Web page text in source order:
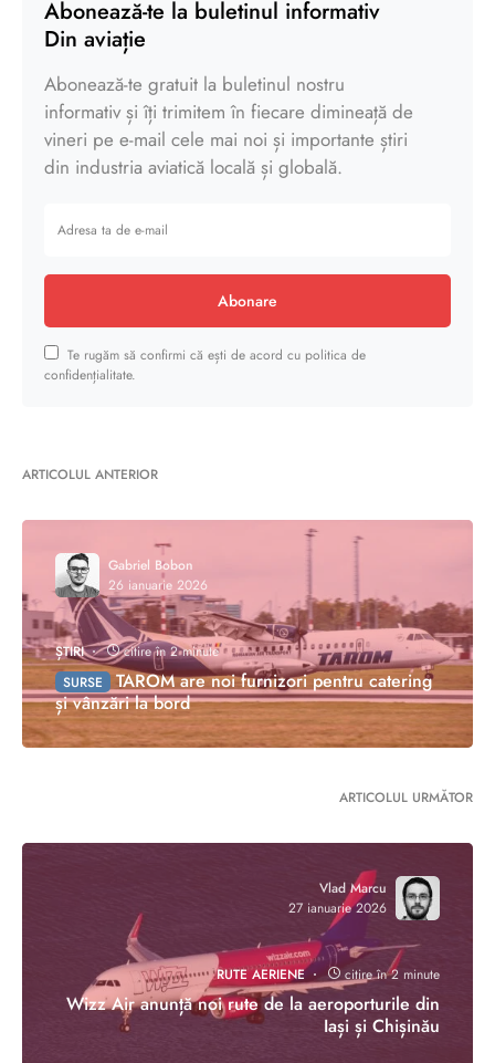
Abonează-te la buletinul informativ
Din aviație
Abonează-te gratuit la buletinul nostru
informativ și îți trimitem în fiecare dimineață de
vineri pe e-mail cele mai noi și importante știri
din industria aviatică locală și globală.
Abonare
Te rugăm să confirmi că ești de acord cu politica de
confidențialitate.
ARTICOLUL ANTERIOR
Gabriel Bobon
26 ianuarie 2026
ȘTIRI
citire în 2 minute
SURSE TAROM are noi furnizori pentru catering
și vânzări la bord
ARTICOLUL URMĂTOR
Vlad Marcu
27 ianuarie 2026
RUTE AERIENE citire în 2 minute
Wizz Air anunță noi rute de la aeroporturile din
Iași și Chișinău